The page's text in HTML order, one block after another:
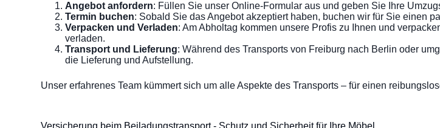
Angebot anfordern: Füllen Sie unser Online-Formular aus und geben Sie Ihre
Termin buchen: Sobald Sie das Angebot akzeptiert haben, buchen wir für Sie einen
Verpacken und Verladen: Am Abholtag kommen unsere Profis zu Ihnen und
verladen.
Transport und Lieferung: Während des Transports von Freiburg nach Berlin oder
die Lieferung und Aufstellung.
Unser erfahrenes Team kümmert sich um alle Aspekte des Transports – für einen
Versicherung beim Beiladungstransport - Schutz und Sicherheit für Ihre Möbel